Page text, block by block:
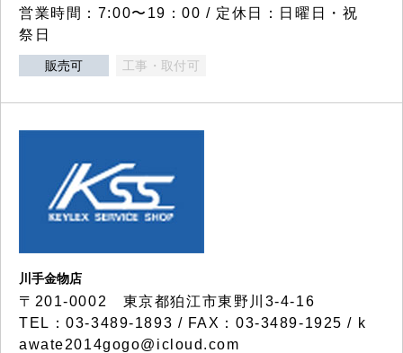
営業時間：7:00〜19：00 / 定休日：日曜日・祝
祭日
販売可 工事・取付可
川手金物店
〒201-0002 東京都狛江市東野川3-4-16
TEL：03-3489-1893 / FAX：03-3489-1925 / k
awate2014gogo@icloud.com